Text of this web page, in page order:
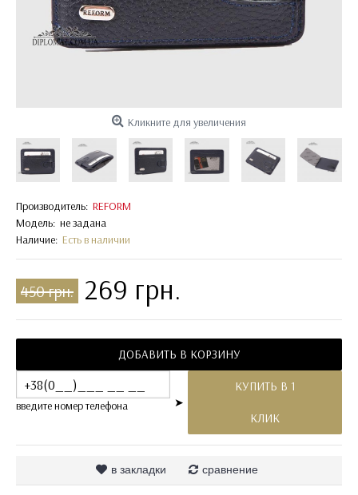
Кликните для увеличения
Производитель: REFORM
Модель: не задана
Наличие: Есть в наличии
450 грн. 269 грн.
ДОБАВИТЬ В КОРЗИНУ
введите номер телефона ➤
КУПИТЬ В 1
КЛИК
в закладки сравнение